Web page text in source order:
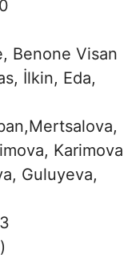
Benone Visan
İlkin, Eda,
Karimova
Guluyeva,